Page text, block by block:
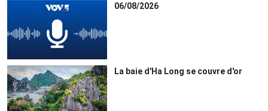
06/08/2026
La baie d'Ha Long se couvre d'or